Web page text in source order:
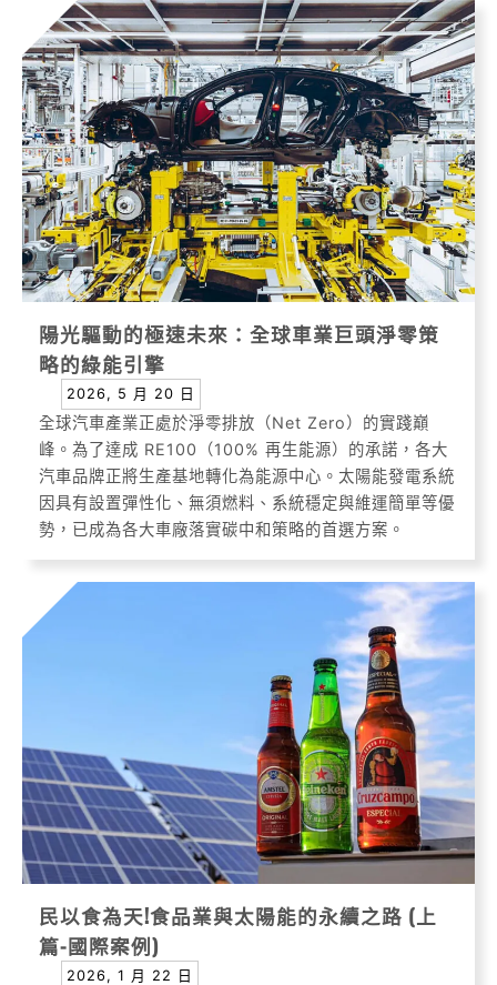
陽光驅動的極速未來：全球車業巨頭淨零策
略的綠能引擎
2026, 5 月 20 日
全球汽車產業正處於淨零排放（Net Zero）的實踐巔
峰。為了達成 RE100（100% 再生能源）的承諾，各大
汽車品牌正將生產基地轉化為能源中心。太陽能發電系統
因具有設置彈性化、無須燃料、系統穩定與維運簡單等優
勢，已成為各大車廠落實碳中和策略的首選方案。
民以食為天!食品業與太陽能的永續之路 (上
篇-國際案例)
2026, 1 月 22 日